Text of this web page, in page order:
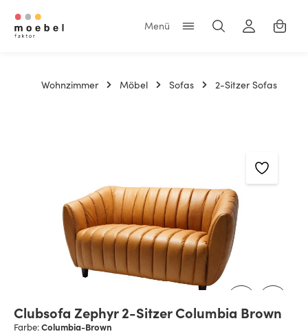
Zum Hauptinhalt springen
Wohnzimmer Möbel Sofas 2-Sitzer Sofas
Clubsofa Zephyr 2-Sitzer Columbia Brown
Farbe:Columbia-Brown